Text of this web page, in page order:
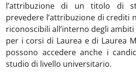
l’attribuzione di un titolo di
prevedere l’attribuzione di crediti
riconoscibili all’interno degli
per i corsi di Laurea e di Laurea
possono accedere anche i
studio di livello universitario.